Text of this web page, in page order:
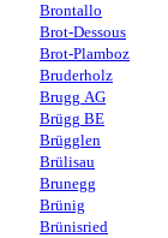
Brontallo
Brot-Dessous
Brot-Plamboz
Bruderholz
Brugg AG
Brügg BE
Brügglen
Brülisau
Brunegg
Brünig
Brünisried